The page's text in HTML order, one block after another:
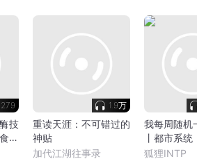
279
技
品
1.9万
重读天涯：不可错过的
神贴
加代江湖往事录
我每周随机
丨都市系统
丨多人有声剧
狐狸INTP